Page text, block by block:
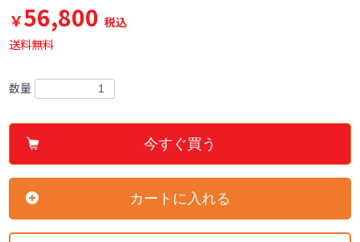
￥56,800 税込
送料無料
数量
今すぐ買う
カートに入れる